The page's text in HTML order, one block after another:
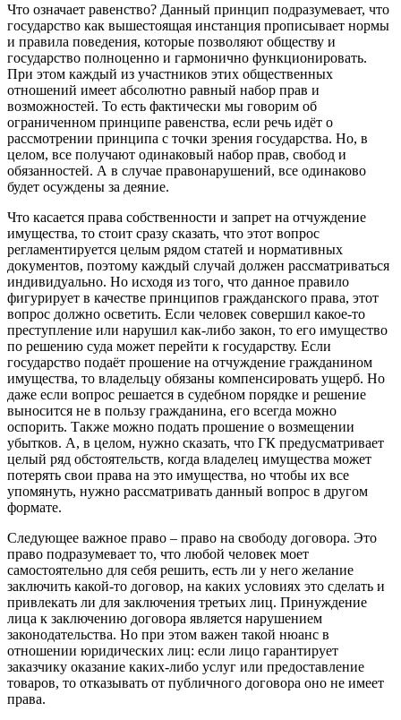
Что означает равенство? Данный принцип подразумевает, что
государство как вышестоящая инстанция прописывает нормы
и правила поведения, которые позволяют обществу и
государство полноценно и гармонично функционировать.
При этом каждый из участников этих общественных
отношений имеет абсолютно равный набор прав и
возможностей. То есть фактически мы говорим об
ограниченном принципе равенства, если речь идёт о
рассмотрении принципа с точки зрения государства. Но, в
целом, все получают одинаковый набор прав, свобод и
обязанностей. А в случае правонарушений, все одинаково
будет осуждены за деяние.
Что касается права собственности и запрет на отчуждение
имущества, то стоит сразу сказать, что этот вопрос
регламентируется целым рядом статей и нормативных
документов, поэтому каждый случай должен рассматриваться
индивидуально. Но исходя из того, что данное правило
фигурирует в качестве принципов гражданского права, этот
вопрос должно осветить. Если человек совершил какое-то
преступление или нарушил как-либо закон, то его имущество
по решению суда может перейти к государству. Если
государство подаёт прошение на отчуждение гражданином
имущества, то владельцу обязаны компенсировать ущерб. Но
даже если вопрос решается в судебном порядке и решение
выносится не в пользу гражданина, его всегда можно
оспорить. Также можно подать прошение о возмещении
убытков. А, в целом, нужно сказать, что ГК предусматривает
целый ряд обстоятельств, когда владелец имущества может
потерять свои права на это имущества, но чтобы их все
упомянуть, нужно рассматривать данный вопрос в другом
формате.
Следующее важное право – право на свободу договора. Это
право подразумевает то, что любой человек моет
самостоятельно для себя решить, есть ли у него желание
заключить какой-то договор, на каких условиях это сделать и
привлекать ли для заключения третьих лиц. Принуждение
лица к заключению договора является нарушением
законодательства. Но при этом важен такой нюанс в
отношении юридических лиц: если лицо гарантирует
заказчику оказание каких-либо услуг или предоставление
товаров, то отказывать от публичного договора оно не имеет
права.